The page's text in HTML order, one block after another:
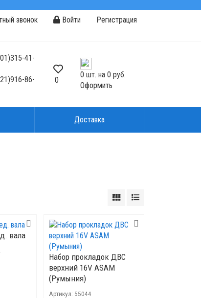
звонок Войти Регистрация
315-41-
916-86-
0
0 шт. на 0 руб.
Оформить
Доставка
вала
Набор прокладок ДВС
верхний 16V ASAM
(Румыния)
Артикул: 55044